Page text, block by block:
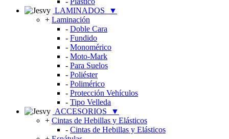
LAMINADOS
▼
+ Laminación
- Doble Cara
- Fundido
- Monomérico
- Moto-Mark
- Para Suelos
- Poliéster
- Polimérico
- Protección Vehículos
- Tipo Velleda
ACCESORIOS
▼
+ Cintas de Hebillas y Elásticos
- Cintas de Hebillas y Elásticos